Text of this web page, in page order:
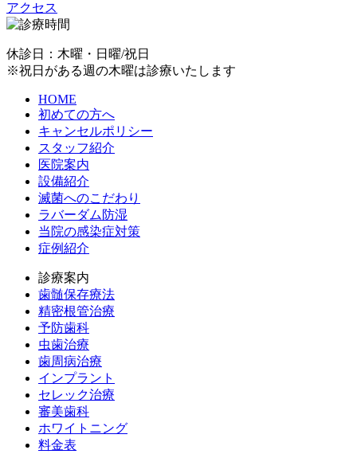
アクセス
休診日：木曜・日曜/祝日
※祝日がある週の木曜は診療いたします
HOME
初めての方へ
キャンセルポリシー
スタッフ紹介
医院案内
設備紹介
滅菌へのこだわり
ラバーダム防湿
当院の感染症対策
症例紹介
診療案内
歯髄保存療法
精密根管治療
予防歯科
虫歯治療
歯周病治療
インプラント
セレック治療
審美歯科
ホワイトニング
料金表